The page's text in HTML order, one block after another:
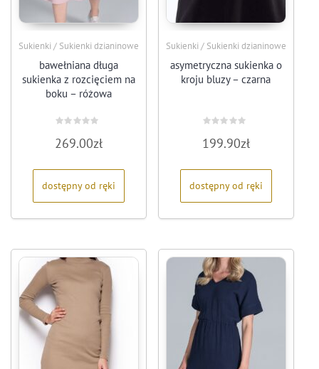
Sukienki / Sukienki dzianinowe
bawełniana długa
sukienka z rozcięciem na
boku – różowa
0
na
269.00zł
dostępny od ręki
Sukienki / Sukienki dzianinowe
asymetryczna sukienka o
kroju bluzy – czarna
0
na
199.90zł
dostępny od ręki